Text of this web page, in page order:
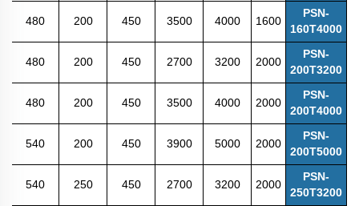
PSN-
160T4000
1600
4000
3500
450
200
480
PSN-
200T3200
2000
3200
2700
450
200
480
PSN-
200T4000
2000
4000
3500
450
200
480
PSN-
200T5000
2000
5000
3900
450
200
540
PSN-
250T3200
2000
3200
2700
450
250
540